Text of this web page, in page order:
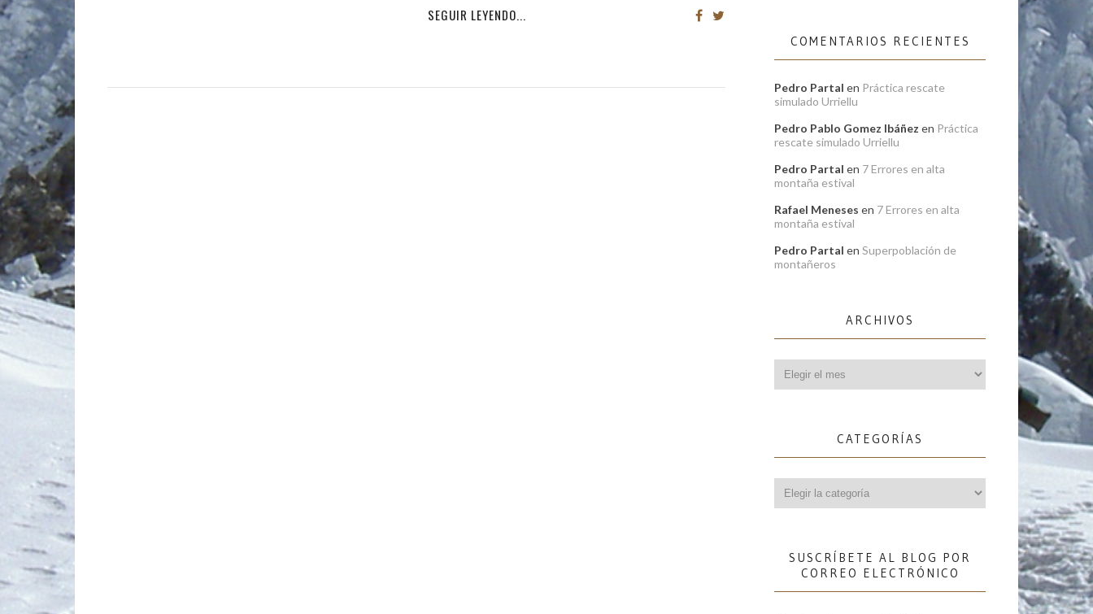
SEGUIR LEYENDO...
COMENTARIOS RECIENTES
Pedro Partal en Práctica rescate
simulado Urriellu
Pedro Pablo Gomez Ibáñez en Práctica
rescate simulado Urriellu
Pedro Partal en 7 Errores en alta
montaña estival
Rafael Meneses en 7 Errores en alta
montaña estival
Pedro Partal en Superpoblación de
montañeros
ARCHIVOS
CATEGORÍAS
SUSCRÍBETE AL BLOG POR
CORREO ELECTRÓNICO